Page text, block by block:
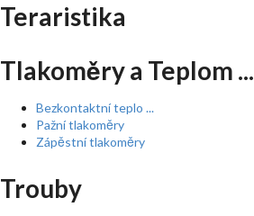
Teraristika
Tlakoměry a Teplom ...
Bezkontaktní teplo ...
Pažní tlakoměry
Zápěstní tlakoměry
Trouby